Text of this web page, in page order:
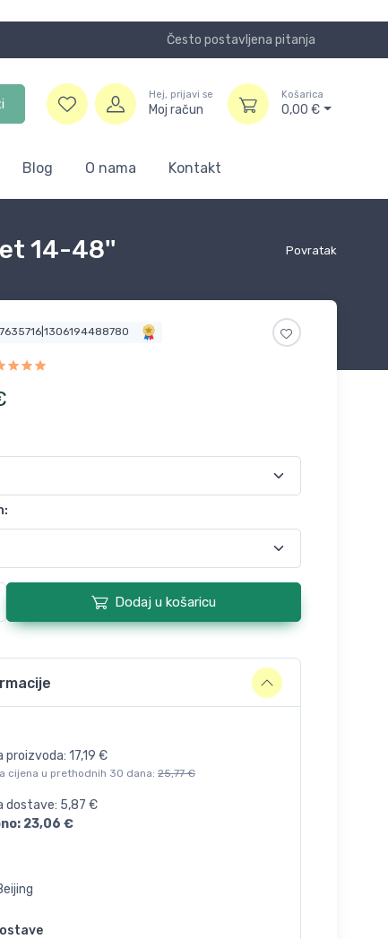
Često postavljena pitanja
Hej, prijavi se
Moj račun
Košarica
0,00 €
Blog O nama Kontakt
Povratak
14-48''
:
Dodaj u košaricu
proizvoda: 17,19 €
cijena u prethodnih 30 dana: 25,77 €
dostave: 5,87 €
23,06 €